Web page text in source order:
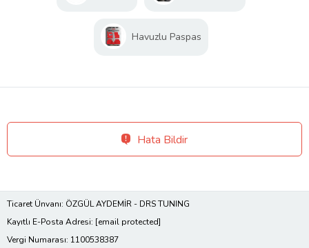
Havuzlu Paspas
Hata Bildir
Ticaret Ünvanı: ÖZGÜL AYDEMİR - DRS TUNING
Kayıtlı E-Posta Adresi: [email protected]
Vergi Numarası: 1100538387